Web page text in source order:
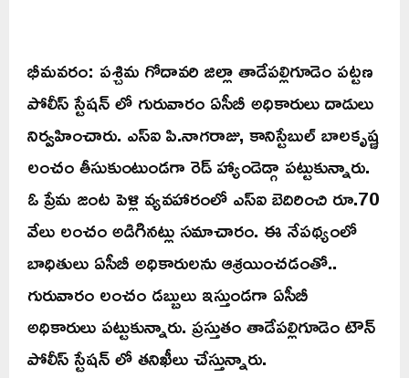
భీమవరం: పశ్చిమ గోదావరి జిల్లా తాడేపల్లిగూడెం పట్టణ
పోలీస్ స్టేషన్ లో గురువారం ఏసీబీ అధికారులు దాడులు
నిర్వహించారు. ఎస్ఐ పి.నాగరాజు, కానిస్టేబుల్ బాలకృష్ణ
లంచం తీసుకుంటుండగా రెడ్ హ్యాండెడ్గా పట్టుకున్నారు.
ఓ ప్రేమ జంట పెళ్లి వ్యవహారంలో ఎస్ఐ బెదిరించి రూ.70
వేలు లంచం అడిగినట్లు సమాచారం. ఈ నేపథ్యంలో
బాధితులు ఏసీబీ అధికారులను ఆశ్రయించడంతో..
గురువారం లంచం డబ్బులు ఇస్తుండగా ఏసీబీ
అధికారులు పట్టుకున్నారు. ప్రస్తుతం తాడేపల్లిగూడెం టౌన్
పోలీస్ స్టేషన్ లో తనిఖీలు చేస్తున్నారు.